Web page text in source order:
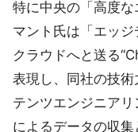
特に中央の「高度
マント氏は「エッ
クラウドへと送る
表現し、同社の技
テンツエンジニア
によるデータの収